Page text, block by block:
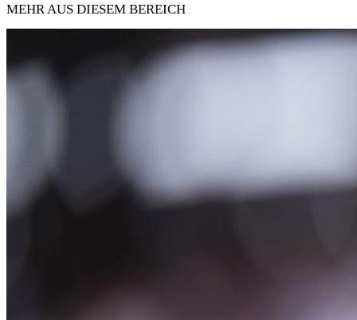
MEHR AUS DIESEM BEREICH